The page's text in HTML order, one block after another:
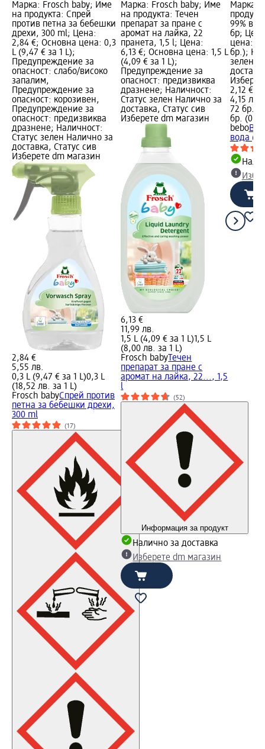
Марка: Frosch baby; Име
на продукта: Спрей
против петна за бебешки
дрехи, 300 ml; Цена:
2,84 €; Основна цена: 0,3
L (9,47 € за 1 L);
Предупреждение за
опасност: слабо/високо
запалим,
Предупреждение за
опасност: корозивен,
Предупреждение за
опасност: предизвиква
дразнене; Наличност:
Статус зелен Налично за
доставка, Статус сив
Изберете dm магазин
2,84 €
5,55 лв.
0,3 L (9,47 € за 1 L)0,3 L
(18,52 лв. за 1 L)
Frosch babyСпрей против
петна за бебешки дрехи,
300 ml
(17)
Марка: Frosch baby; Име
на продукта: Течен
препарат за пране с
аромат на лайка, 22
пранета, 1,5 l; Цена:
6,13 €; Основна цена: 1,5 L
(4,09 € за 1 L);
Предупреждение за
опасност: предизвиква
дразнене; Наличност:
Статус зелен Налично за
доставка, Статус сив
Изберете dm магазин
6,13 €
11,99 лв.
1,5 L (4,09 € за 1 L)1,5 L
(8,00 лв. за 1 L)
Frosch babyТечен
препарат за пране с
аромат на лайка, 22..., 1,5
l
(52)
Информация за продукт
Налично за доставка
Изберете dm магазин
Марка:
99%
бр;
цена:
бр.);
зелен
2,12 €
4,15 лв.
72 бр.
бр.
bebo
вода